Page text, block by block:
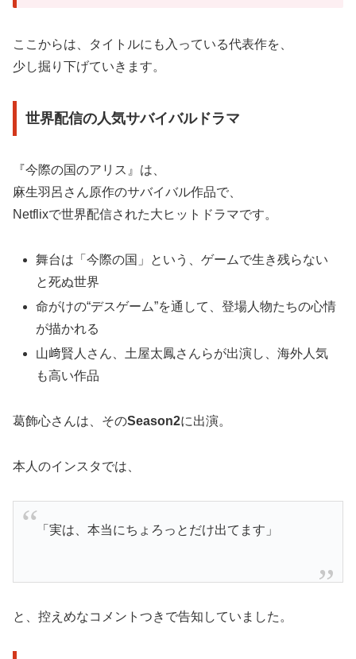
ここからは、タイトルにも入っている代表作を、
少し掘り下げていきます。
世界配信の人気サバイバルドラマ
『今際の国のアリス』は、
麻生羽呂さん原作のサバイバル作品で、
Netflixで世界配信された大ヒットドラマです。
舞台は「今際の国」という、ゲームで生き残らない
と死ぬ世界
命がけの“デスゲーム”を通して、登場人物たちの心情
が描かれる
山﨑賢人さん、土屋太鳳さんらが出演し、海外人気
も高い作品
葛飾心さんは、そのSeason2に出演。
本人のインスタでは、
「実は、本当にちょろっとだけ出てます」
と、控えめなコメントつきで告知していました。